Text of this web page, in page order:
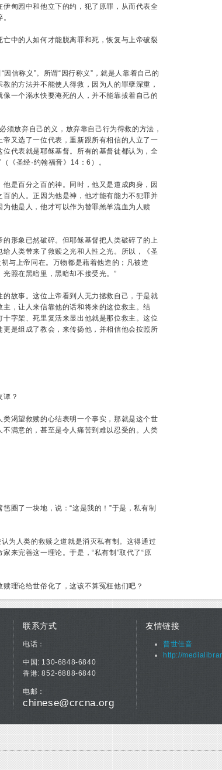
甸园中和他立下的约，犯了原罪，从而代表全
中的人如何才能脱离罪和死，恢复与上帝破裂
信称义”。所谓“因行称义”，就是人靠着自己的
的方法并不能使人得救，因为人的罪孽深重，
一个溺水快要淹死的人，并不能靠拔着自己的
须放弃自己的义，放弃靠自己行为得救的方法，
又选了一位代表，重新跟所有相信的人立了一
代表就是耶稣基督。所有的基督徒都认为，全
《圣经·约翰福音》14：6）。
是百分之百的神。同时，他又是道成肉身，因
的人。正因为他是神，他才能有能力不犯罪并
他是人，他才可以作为替罪羔羊流血为人赎
形象已然破碎。但耶稣基督把人类破碎了的上
人类带来了救赎之光和人性之光。所以，《圣
与上帝同在。万物都是藉着他造的；凡被造
照在黑暗里，黑暗却不接受光。”
故事。这位上帝看到人无力拯救自己，于是就
，让人来信靠他的话和将来的这位救主。结
字架、死里复活来显出他就是那位救主。这位
是组成了教会，来传扬他，并相信他会按照所
谭？
渴望救赎的心结表明一个事实，那就是这个世
满意的，甚至是令人痛苦到难以忍受的。人类
圈了一块地，说：“这是我的！”于是，私有制
为人类的救赎之道就是消灭私有制。这得通过
来完善这一理论。于是，“私有制”取代了“原
理论给世俗化了，这该不算冤枉他们吧？
联系方式
电话：
中国: 130-6848-6840
香港: 852-6888-6840
电邮：
chinese@crcna.org
友情链接
普世佳音
http://